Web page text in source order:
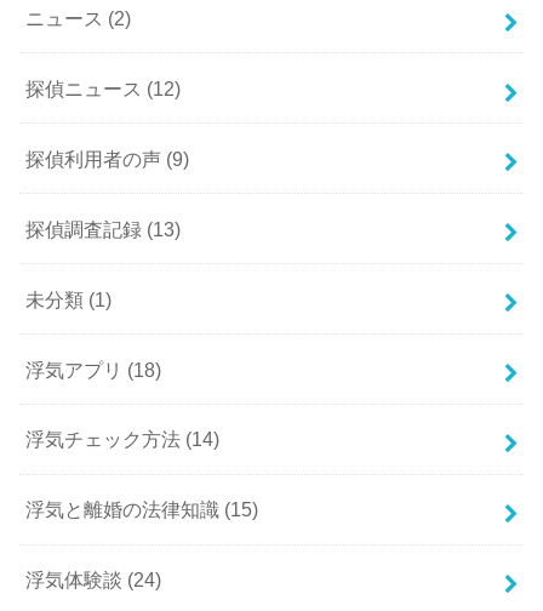
ニュース (2)
探偵ニュース (12)
探偵利用者の声 (9)
探偵調査記録 (13)
未分類 (1)
浮気アプリ (18)
浮気チェック方法 (14)
浮気と離婚の法律知識 (15)
浮気体験談 (24)